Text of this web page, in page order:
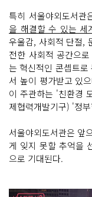
특히 서울야외도서관
을 해결할 수 있는 세
우울감, 사회적 단절,
전한 사회적 공간으
는 혁신적인 콘셉트
서 높이 평가받고 있
이 주관하는 '친환경
제협력개발기구) '정
서울야외도서관은 앞
게 잊지 못할 추억을
으로 기대된다.